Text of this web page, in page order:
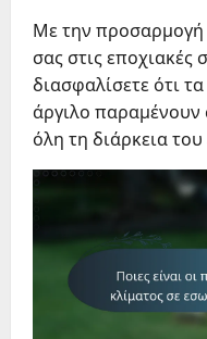
Με την προσαρμογή
σας στις εποχιακές
διασφαλίσετε ότι τα
άργιλο παραμένουν
όλη τη διάρκεια του